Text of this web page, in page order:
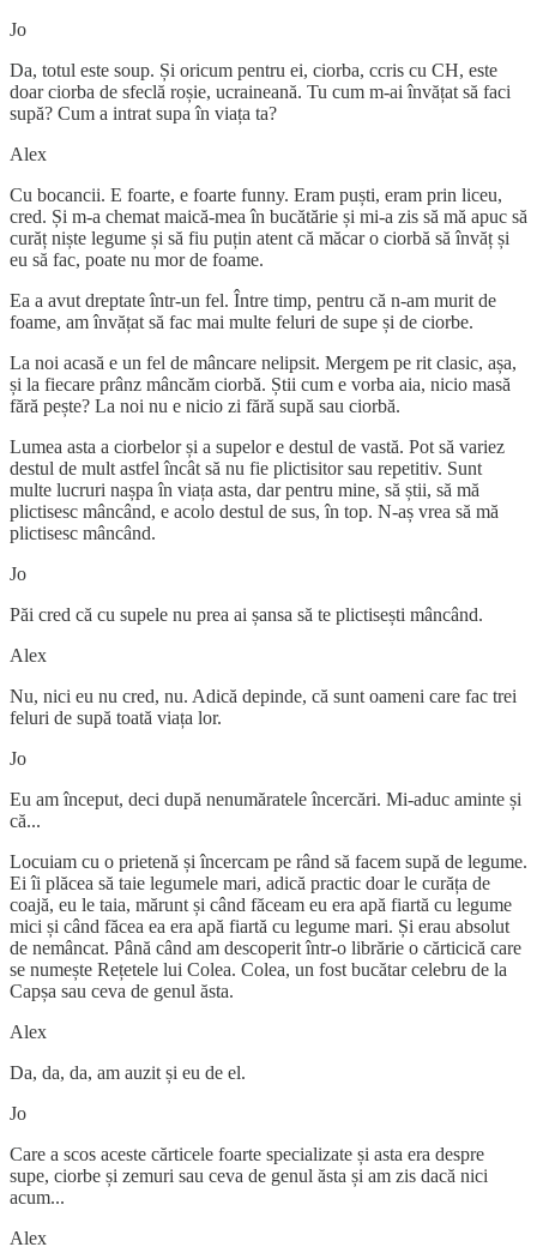
Jo
Da, totul este soup. Și oricum pentru ei, ciorba, ccris cu CH, este
doar ciorba de sfeclă roșie, ucraineană. Tu cum m-ai învățat să faci
supă? Cum a intrat supa în viața ta?
Alex
Cu bocancii. E foarte, e foarte funny. Eram puști, eram prin liceu,
cred. Și m-a chemat maică-mea în bucătărie și mi-a zis să mă apuc să
curăț niște legume și să fiu puțin atent că măcar o ciorbă să învăț și
eu să fac, poate nu mor de foame.
Ea a avut dreptate într-un fel. Între timp, pentru că n-am murit de
foame, am învățat să fac mai multe feluri de supe și de ciorbe.
La noi acasă e un fel de mâncare nelipsit. Mergem pe rit clasic, așa,
și la fiecare prânz mâncăm ciorbă. Știi cum e vorba aia, nicio masă
fără pește? La noi nu e nicio zi fără supă sau ciorbă.
Lumea asta a ciorbelor și a supelor e destul de vastă. Pot să variez
destul de mult astfel încât să nu fie plictisitor sau repetitiv. Sunt
multe lucruri nașpa în viața asta, dar pentru mine, să știi, să mă
plictisesc mâncând, e acolo destul de sus, în top. N-aș vrea să mă
plictisesc mâncând.
Jo
Păi cred că cu supele nu prea ai șansa să te plictisești mâncând.
Alex
Nu, nici eu nu cred, nu. Adică depinde, că sunt oameni care fac trei
feluri de supă toată viața lor.
Jo
Eu am început, deci după nenumăratele încercări. Mi-aduc aminte și
că...
Locuiam cu o prietenă și încercam pe rând să facem supă de legume.
Ei îi plăcea să taie legumele mari, adică practic doar le curăța de
coajă, eu le taia, mărunt și când făceam eu era apă fiartă cu legume
mici și când făcea ea era apă fiartă cu legume mari. Și erau absolut
de nemâncat. Până când am descoperit într-o librărie o cărticică care
se numește Rețetele lui Colea. Colea, un fost bucătar celebru de la
Capșa sau ceva de genul ăsta.
Alex
Da, da, da, am auzit și eu de el.
Jo
Care a scos aceste cărticele foarte specializate și asta era despre
supe, ciorbe și zemuri sau ceva de genul ăsta și am zis dacă nici
acum...
Alex